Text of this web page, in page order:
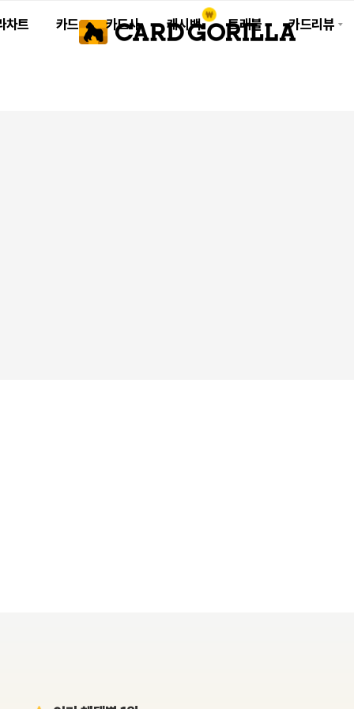
차트 카드 카드사 캐시백 트래블 카드리뷰